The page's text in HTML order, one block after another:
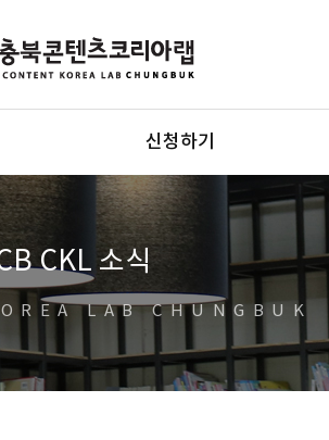
신청하기
CKL 소식
LAB CHUNGBUK